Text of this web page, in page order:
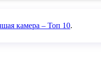
камера – Топ 10.